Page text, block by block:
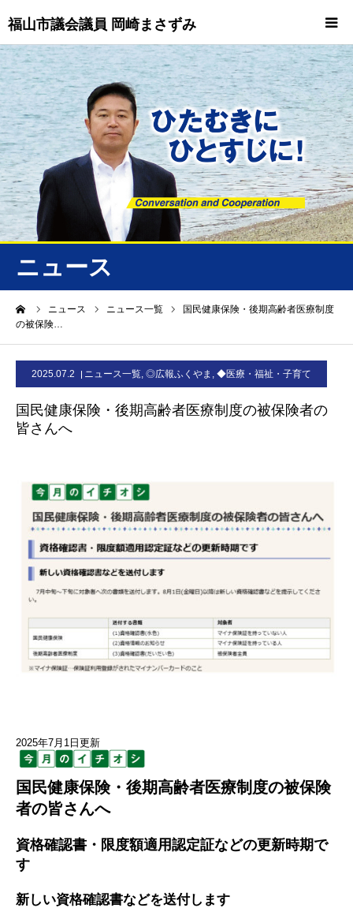
福山市議会議員 岡崎まさずみ
ニュース
ニュース ニュース一覧
国民健康保険・後期高齢者医療制度
の被保険…
2025.07.2 ニュース一覧, ◎広報ふくやま , ◆医療・福祉・子育て
国民健康保険・後期高齢者医療制度の被保険者の
皆さんへ
2025年7月1日更新
国民健康保険・後期高齢者医療制度の被保険
者の皆さんへ
資格確認書・限度額適用認定証などの更新時期で
す
新しい資格確認書などを送付します
HOME
重要情報
プロフィール
ニュース/トピックス
ニュース
お問合せ